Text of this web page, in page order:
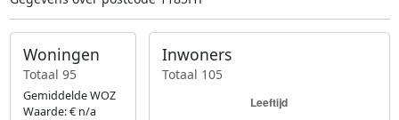
Woningen
Totaal 95
Gemiddelde WOZ
Waarde: € n/a
Inwoners
Totaal 105